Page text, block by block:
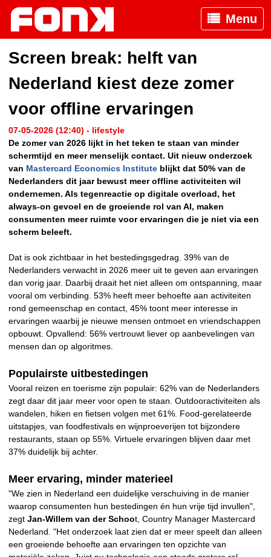
Menu
Screen break: helft van
Nederland kiest deze zomer
voor offline ervaringen
07-05-2026 (12:40) - lifestyle
De zomer van 2026 lijkt in het teken te staan van minder
schermtijd en meer menselijk contact. Uit nieuw onderzoek
van Mastercard Economics Institute blijkt dat 50% van de
Nederlanders dit jaar bewust meer offline activiteiten wil
ondernemen. Als tegenreactie op digitale overload, het
always-on gevoel en de groeiende rol van AI, maken
consumenten meer ruimte voor ervaringen die je niet via een
scherm beleeft.
Dat is ook zichtbaar in het bestedingsgedrag. 39% van de
Nederlanders verwacht in 2026 meer uit te geven aan ervaringen
dan vorig jaar. Daarbij draait het niet alleen om ontspanning, maar
vooral om verbinding. 53% heeft meer behoefte aan activiteiten
rond gemeenschap en contact, 45% toont meer interesse in
ervaringen waarbij je nieuwe mensen ontmoet en vriendschappen
opbouwt. Opvallend: 56% vertrouwt liever op aanbevelingen van
mensen dan op algoritmes.
Populairste uitbestedingen
Vooral reizen en toerisme zijn populair: 62% van de Nederlanders
zegt daar dit jaar meer voor open te staan. Outdooractiviteiten als
wandelen, hiken en fietsen volgen met 61%. Food-gerelateerde
uitstapjes, van foodfestivals en wijnproeverijen tot bijzondere
restaurants, staan op 55%. Virtuele ervaringen blijven daar met
37% duidelijk bij achter.
Meer ervaring, minder materieel
"We zien in Nederland een duidelijke verschuiving in de manier
waarop consumenten hun bestedingen én hun vrije tijd invullen",
zegt Jan-Willem van der Schoot, Country Manager Mastercard
Nederland. "Het onderzoek laat zien dat er meer speelt dan alleen
een groeiende behoefte aan ervaringen ten opzichte van